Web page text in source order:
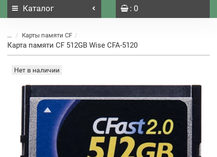
Каталог : 0
... Карты памяти CF
Карта памяти CF 512GB Wise CFA-5120
Нет в наличии